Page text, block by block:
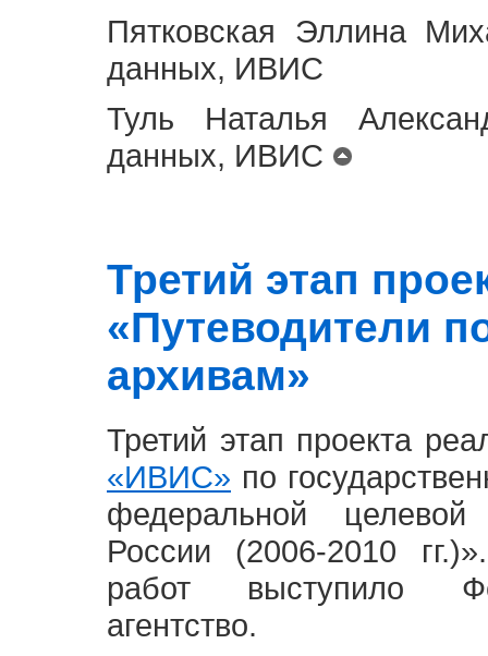
Пятковская Эллина
данных, ИВИС
Туль Наталья
данных, ИВИС
Третий этап
«Путеводители
архивам»
Третий этап проекта
«ИВИС» по
федеральной
России (2006-2010
работ выступило
агентство.